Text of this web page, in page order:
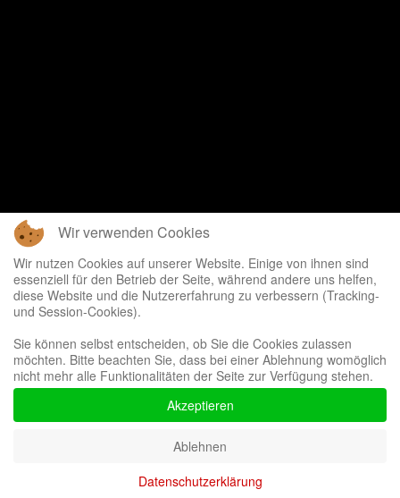
Wir verwenden Cookies
Wir nutzen Cookies auf unserer Website. Einige von ihnen sind
essenziell für den Betrieb der Seite, während andere uns helfen,
diese Website und die Nutzererfahrung zu verbessern (Tracking-
und Session-Cookies).
Sie können selbst entscheiden, ob Sie die Cookies zulassen
möchten. Bitte beachten Sie, dass bei einer Ablehnung womöglich
nicht mehr alle Funktionalitäten der Seite zur Verfügung stehen.
Akzeptieren
Ablehnen
Datenschutzerklärung